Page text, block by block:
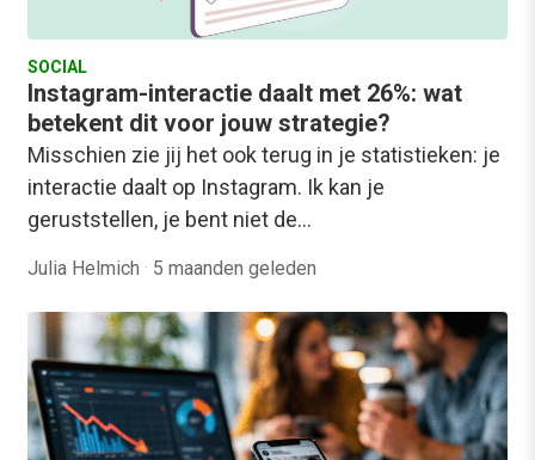
SOCIAL
Instagram-interactie daalt met 26%: wat
betekent dit voor jouw strategie?
Misschien zie jij het ook terug in je statistieken: je
interactie daalt op Instagram. Ik kan je
geruststellen, je bent niet de…
Julia Helmich · 5 maanden geleden